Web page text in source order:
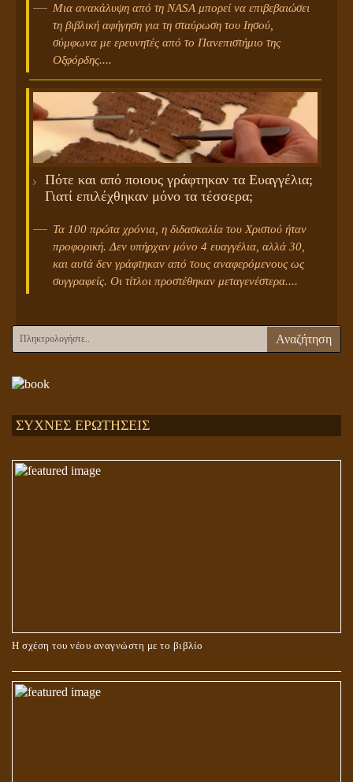
Μια ανακάλυψη από τη NASA μπορεί να επιβεβαιώσει
τη βιβλική αφήγηση για τη σταύρωση του Ιησού,
σύμφωνα με ερευνητές από το Πανεπιστήμιο της
Οξφόρδης....
Πότε και από ποιους γράφτηκαν τα Ευαγγέλια;
Γιατί επιλέχθηκαν μόνο τα τέσσερα;
Τα 100 πρώτα χρόνια, η διδασκαλία του Χριστού ήταν
προφορική. Δεν υπήρχαν μόνο 4 ευαγγέλια, αλλά 30,
και αυτά δεν γράφτηκαν από τους αναφερόμενους ως
συγγραφείς. Οι τίτλοι προστέθηκαν μεταγενέστερα....
Αναζήτηση
ΣΥΧΝΕΣ ΕΡΩΤΗΣΕΙΣ
Η σχέση του νέου αναγνώστη με το βιβλίο